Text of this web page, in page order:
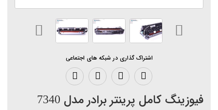
اشتراک گذاری در شبکه های اجتماعی
فیوزینگ کامل پرینتر برادر مدل 7340